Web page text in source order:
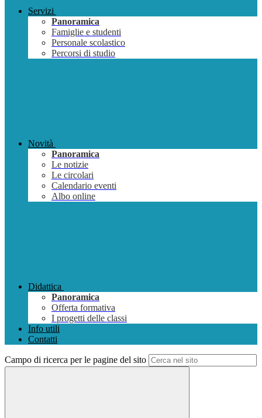
Servizi
Panoramica
Famiglie e studenti
Personale scolastico
Percorsi di studio
Novità
Panoramica
Le notizie
Le circolari
Calendario eventi
Albo online
Didattica
Panoramica
Offerta formativa
I progetti delle classi
Info utili
Contatti
Campo di ricerca per le pagine del sito